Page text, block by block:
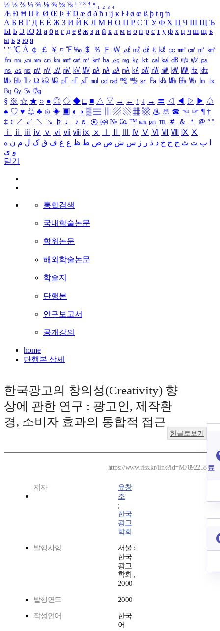
½ ⅓ ⅔ ¼ ¾ ⅛ ⅜ ⅝ ⅞ ¹ ² ³ ⁴ ⁿ ₁ ₂ ₃ ₄
Æ Ð Ħ Ĳ Ł Ø Œ Þ Ŧ Ŋ æ đ ð ħ ı ĳ ĸ ŀ ł ø œ ß þ ŧ ŋ ŉ
А Б В Г Д Е Ё Ж З И Й К Л М Н О П Р С Т У Ф Х Ц Ч Ш Щ Ъ
Ы Ь Э Ю Я а б в г д е ё ж з и й к л м н о п р с т у ф х ц ч ш щ ъ
ы ь э ю я
′ ″ ℃ Å ￠ ￡ ￥ ¤ ℉ ‰ ＄ ％ Ｆ ￦ ㎕ ㎖ ㎗ ℓ ㎘ ㏄ ㎣ ㎤ ㎥ ㎦
㎙ ㎚ ㎛ ㎜ ㎝ ㎞ ㎟ ㎠ ㎡ ㎢ ㏊ ㎍ ㎎ ㎏ ㏏ ㎈ ㎉ ㏈ ㎧ ㎨ ㎰
㎱ ㎲ ㎳ ㎴ ㎵ ㎶ ㎷ ㎸ ㎹ ㎀ ㎁ ㎂ ㎃ ㎄ ㎺ ㎻ ㎽ ㎾ ㎿ ㎐ ㎑
㎒ ㎓ ㎔ Ω ㏀ ㏁ ㎊ ㎋ ㎌ ㏖ ㏅ ㎭ ㎮ ㎯ ㏛ ㎩ ㎪ ㎫ ㎬ ㏝ ㏐
㏓
㏃ ㏉ ㏜ ㏆
§ ※ ☆ ★ ○ ● ◎ ◇ ◆ □ ■ △ ▽ → ← ↑ ↓ ↔ 〓 ◁ ◀ ▷ ▶ ♤
♠ ♡ ♥ ♧ ♣ ⊙ ◈ ▣ ◐ ◑ ▒ ▤ ▨ ▧ ▦ ▩ ♨ ☏ ☎ ☜ ☞ ¶ †
‡ ↕ ↗ ↙ ↖ ↘ ♭ ♩ ♪ ♬ ㉿ ㈜ № ㏇ ™ ㏂ ㏘ ℡ ＃ ＆ ＊ ＠ ª º
ⅰ
ⅱ ⅲ ⅳ ⅴ ⅵ ⅶ ⅷ ⅸ ⅹ Ⅳ Ⅴ Ⅵ Ⅶ Ⅷ Ⅸ Ⅹ
ب ت ث ج ح خ د ذ ر ز س ش ص ض ط ظ ع غ ف ق ک ل م ن ه
و ی
닫기
통합검색
국내학술논문
학위논문
해외학술논문
학술지
단행본
연구보고서
공개강의
home
단행본 상세
한국광고의 창의성(Creativity) 향
상에 관한 연구 : 광고인, 제작환
경, 소비자 효과의 통합적 접근
한글로보기
https://www.riss.kr/link?id=M7892258
저자
유창
조
;
한국
광고
학회
발행사항
서울 :
한국
광고
학회 ,
2000
발행연도 2000
작성언어
한국
어
료